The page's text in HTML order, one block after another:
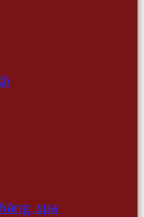
spa